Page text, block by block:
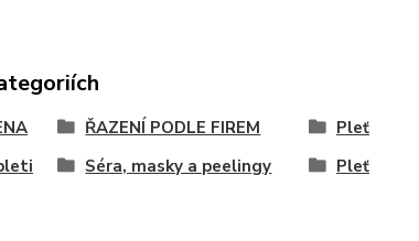
ŘAZENÍ PODLE FIREM Pleť
Séra, masky a peelingy Pleť